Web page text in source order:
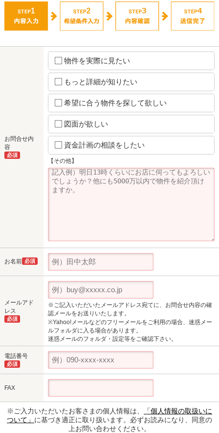
お問合せ内
容
必須
物件を実際に見たい
もっと詳細が知りたい
希望に合う物件を探して欲しい
図面が欲しい
資金計画の相談をしたい
【その他】
お名前 必須
メールアド
レス
必須
※ご記入いただいたメールアドレス宛てに、お問合せ内容の確
認メールをお送りいたします。
※Yahoo!メールなどのフリーメールをご利用の場合、迷惑メー
ルフォルダに入る場合があります。
迷惑メールのフォルダ・設定等をご確認下さい。
電話番号
必須
FAX
※ご入力いただいたお客さまの個人情報は、
「個人情報の取扱いに
ついて」 に基づき適正に取り扱います。必ずお読みになり、同意の
上お問い合わせください。